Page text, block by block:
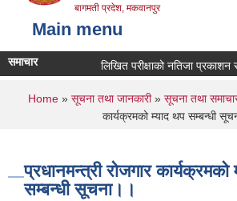
बागमती प्रदेश, मकवानपुर
Main menu
समाचार लिखित परीक्षाको नतिजा प्रकाशन
You are here
Home» सूचना तथा जानकारी» सूचना तथा
कार्यक्रमको म्याद थप सम्बन्धी
प्रधानमन्त्री रोजगार कार्यक्रमको
सम्बन्धी सूचना।।